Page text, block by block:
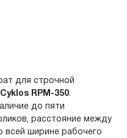
для строчной
Cyklos RPM-350.
до пяти
расстояние между
ширине рабочего